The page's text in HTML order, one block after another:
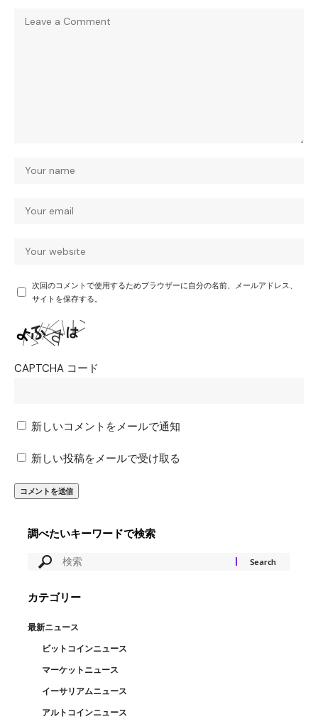
次回のコメントで使用するためブラウザーに自分の名前、メールアドレス、
サイトを保存する。
CAPTCHA コード
新しいコメントをメールで通知
新しい投稿をメールで受け取る
調べたいキーワードで検索
カテゴリー
最新ニュース
ビットコインニュース
マーケットニュース
イーサリアムニュース
アルトコインニュース